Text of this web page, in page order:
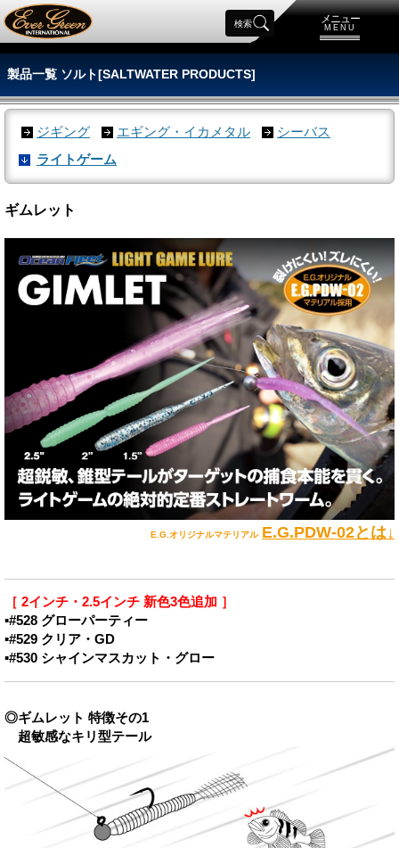
メニュー
MENU
検索
製品一覧 ソルト[SALTWATER PRODUCTS]
ジギング エギング・イカメタル
シーバス
ライトゲーム
ギムレット
E.G.オリジナルマテリアル E.G.PDW-02とは↓
［ 2インチ・2.5インチ 新色3色追加 ］
▪#528 グローパーティー
▪#529 クリア・GD
▪#530 シャインマスカット・グロー
◎ギムレット 特徴その1
超敏感なキリ型テール